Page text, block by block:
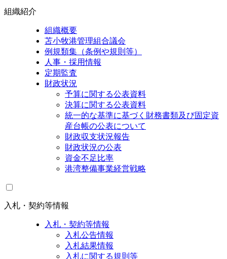
組織紹介
組織概要
苫小牧港管理組合議会
例規類集（条例や規則等）
人事・採用情報
定期監査
財政状況
予算に関する公表資料
決算に関する公表資料
統一的な基準に基づく財務書類及び固定資
産台帳の公表について
財政収支状況報告
財政状況の公表
資金不足比率
港湾整備事業経営戦略
入札・契約等情報
入札・契約等情報
入札公告情報
入札結果情報
入札に関する規則等